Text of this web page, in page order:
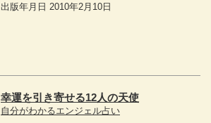
出版年月日 2010年2月10日
幸運を引き寄せる12人の天使
自分がわかるエンジェル占い